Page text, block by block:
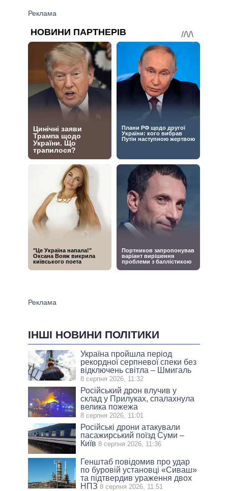
ІНШІ НОВИНИ ПОЛІТИКИ
Україна пройшла період
рекордної серпневої спеки без
відключень світла – Шмигаль
8 серпня 2026, 11:32
Російський дрон влучив у
склад у Прилуках, спалахнула
велика пожежа
8 серпня 2026, 11:01
Російські дрони атакували
пасажирський поїзд Суми –
Київ 8 серпня 2026, 11:36
Генштаб повідомив про удар
по буровій установці «Сиваш»
та підтвердив ураження двох
НПЗ 8 серпня 2026, 11:51